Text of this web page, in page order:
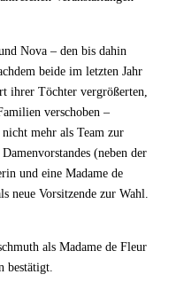
Nova – den bis dahin
beide im letzten Jahr
ihrer Töchter vergrößerten,
verschoben –
nicht mehr als Team zur
(neben der
und eine Madame de
neue Vorsitzende zur Wahl.
als Madame de Fleur
bestätigt.